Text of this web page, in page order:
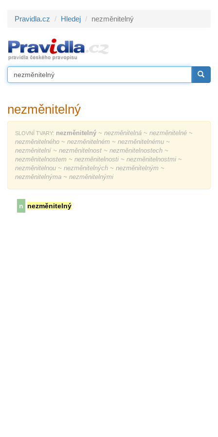
Pravidla.cz Hledej nezměnitelný
nezměnitelný
SLOVNÍ TVARY: nezměnitelný ~ nezměnitelná ~ nezměnitelné ~
nezměnitelného ~ nezměnitelném ~ nezměnitelnému ~
nezměnitelní ~ nezměnitelnost ~ nezměnitelnostech ~
nezměnitelnostem ~ nezměnitelnosti ~ nezměnitelnostmi ~
nezměnitelnou ~ nezměnitelných ~ nezměnitelným ~
nezměnitelnýma ~ nezměnitelnými
n nezměnitelný